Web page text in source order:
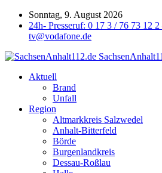
Sonntag, 9. August 2026
24h- Presseruf: 0 17 3 / 76 73 12
tv@vodafone.de
Aktuell
Brand
Unfall
Region
Altmarkkreis Salzwedel
Anhalt-Bitterfeld
Börde
Burgenlandkreis
Dessau-Roßlau